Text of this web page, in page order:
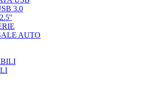
3.0
AUTO